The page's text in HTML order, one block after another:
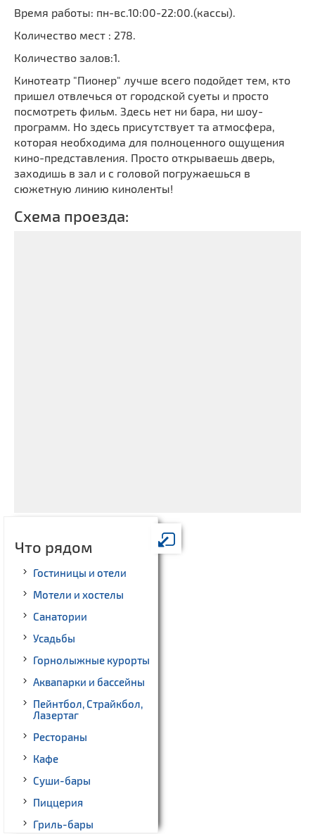
Время работы: пн-вс.10:00-22:00.(кассы).
Количество мест : 278.
Количество залов:1.
Кинотеатр "Пионер" лучше всего подойдет тем, кто
пришел отвлечься от городской суеты и просто
посмотреть фильм. Здесь нет ни бара, ни шоу-
программ. Но здесь присутствует та атмосфера,
которая необходима для полноценного ощущения
кино-представления. Просто открываешь дверь,
заходишь в зал и с головой погружаешься в
сюжетную линию киноленты!
Схема проезда:
Что рядом
Гостиницы и отели
Мотели и хостелы
Санатории
Усадьбы
Горнолыжные курорты
Аквапарки и бассейны
Пейнтбол, Страйкбол,
Лазертаг
Рестораны
Кафе
Суши-бары
Пиццерия
Гриль-бары